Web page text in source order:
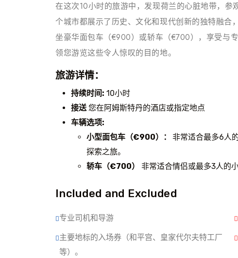
在这次10小时的旅游中，发现荷兰的心脏地带，
个城市都展示了历史、文化和现代创新的独特融
坐豪华面包车（€900）或轿车（€700），享受与
领您游览这些令人惊叹的目的地。
旅游详情：
持续时间: 10小时
接送您在阿姆斯特丹的酒店或指定地点
车辆选项:
小型面包车（€900）： 非常适合最多6人
探索之旅。
轿车（€700）
非常适合情侣或最多3人的
Included and Excluded
专业司机和导游
主要地标的入场券（和平宫、皇家代尔夫特工厂
等）。